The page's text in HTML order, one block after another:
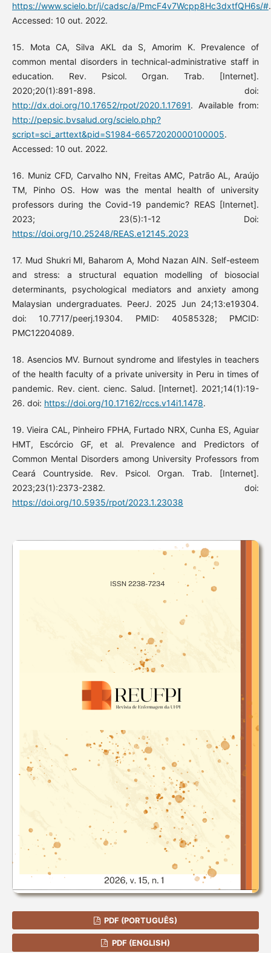
https://www.scielo.br/j/cadsc/a/PmcF4v7Wcpp8Hc3dxtfQH6s/#.
Accessed: 10 out. 2022.
15. Mota CA, Silva AKL da S, Amorim K. Prevalence of
common mental disorders in technical-administrative staff in
education. Rev. Psicol. Organ. Trab. [Internet].
2020;20(1):891-898. doi:
http://dx.doi.org/10.17652/rpot/2020.1.17691. Available from:
http://pepsic.bvsalud.org/scielo.php?
script=sci_arttext&pid=S1984-66572020000100005.
Accessed: 10 out. 2022.
16. Muniz CFD, Carvalho NN, Freitas AMC, Patrão AL, Araújo
TM, Pinho OS. How was the mental health of university
professors during the Covid-19 pandemic? REAS [Internet].
2023; 23(5):1-12 Doi:
https://doi.org/10.25248/REAS.e12145.2023
17. Mud Shukri MI, Baharom A, Mohd Nazan AIN. Self-esteem
and stress: a structural equation modelling of biosocial
determinants, psychological mediators and anxiety among
Malaysian undergraduates. PeerJ. 2025 Jun 24;13:e19304.
doi: 10.7717/peerj.19304. PMID: 40585328; PMCID:
PMC12204089.
18. Asencios MV. Burnout syndrome and lifestyles in teachers
of the health faculty of a private university in Peru in times of
pandemic. Rev. cient. cienc. Salud. [Internet]. 2021;14(1):19-
26. doi: https://doi.org/10.17162/rccs.v14i1.1478.
19. Vieira CAL, Pinheiro FPHA, Furtado NRX, Cunha ES, Aguiar
HMT, Escórcio GF, et al. Prevalence and Predictors of
Common Mental Disorders among University Professors from
Ceará Countryside. Rev. Psicol. Organ. Trab. [Internet].
2023;23(1):2373-2382. doi:
https://doi.org/10.5935/rpot/2023.1.23038
PDF (PORTUGUÊS)
PDF (ENGLISH)